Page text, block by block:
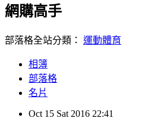
網購高手
部落格全站分類： 運動體育
相簿
部落格
名片
Oct 15 Sat 2016 22:41